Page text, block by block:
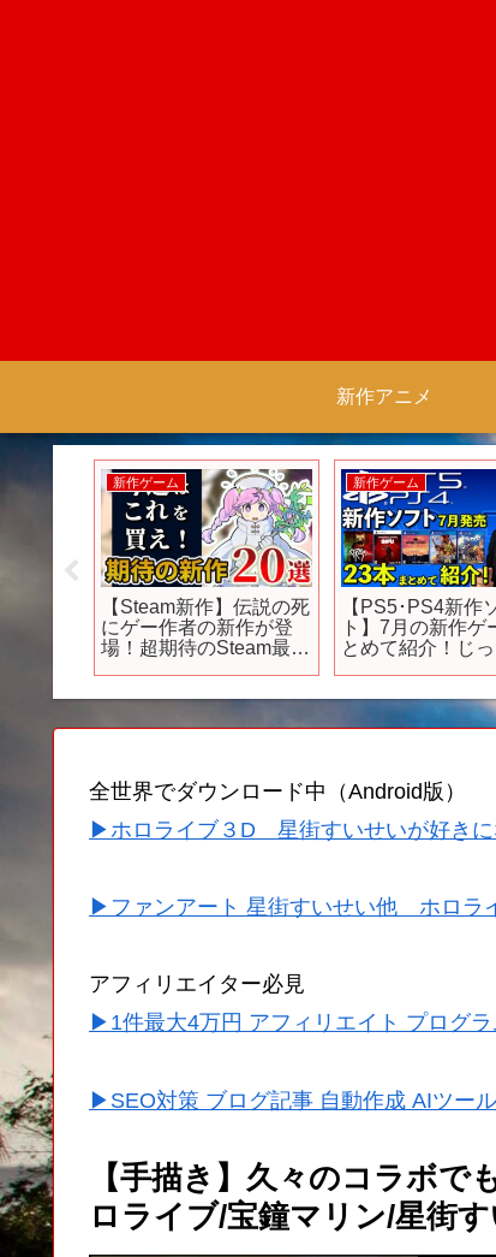
新作アニメ
新作ゲーム
【Steam新作】伝説の死
にゲー作者の新作が登
場！超期待のSteam最新
新作ゲーム
【PS5･PS4新作
ト】7月の新作ゲ
とめて紹介！じ
全世界でダウンロード中（Android版）
▶ホロライブ３D 星街すいせいが好きに
▶ファンアート 星街すいせい他 ホロラ
アフィリエイター必見
▶1件最大4万円 アフィリエイト プログラ
▶SEO対策 ブログ記事 自動作成 AIツール
【手描き】久々のコラボ
ロライブ/宝鐘マリン/星街